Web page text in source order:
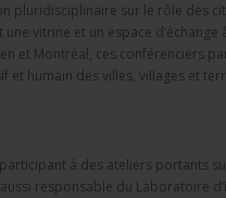
pluridisciplinaire sur le rôle des
vitrine et un espace
et Montréal, ces conférenciers
et humain des villes, villages et
à des ateliers portants
responsable du Laboratoire